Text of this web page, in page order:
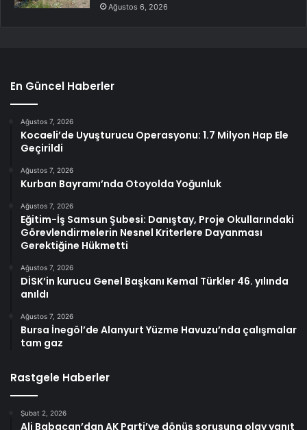
Ağustos 6, 2026
En Güncel Haberler
Ağustos 7, 2026
Kocaeli’de Uyuşturucu Operasyonu: 1.7 Milyon Hap Ele
Geçirildi
Ağustos 7, 2026
Kurban Bayramı’nda Otoyolda Yoğunluk
Ağustos 7, 2026
Eğitim-İş Samsun Şubesi: Danıştay, Proje Okullarındaki
Görevlendirmelerin Nesnel Kriterlere Dayanması
Gerektiğine Hükmetti
Ağustos 7, 2026
DİSK’in kurucu Genel Başkanı Kemal Türkler 46. yılında
anıldı
Ağustos 7, 2026
Bursa İnegöl’de Alanyurt Yüzme Havuzu’nda çalışmalar
tam gaz
Rastgele Haberler
Şubat 2, 2026
Ali Babacan’dan AK Parti’ye dönüş sorusuna olay yanıt